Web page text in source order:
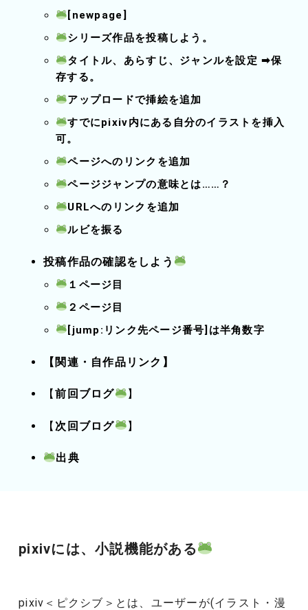
[newpage]
シリーズ作品を投稿しよう。
タイトル、あらすじ、ジャンルを設定➡保
存する。
アップロードで挿絵を追加
すでにpixiv内にある自分のイラストを挿入
可。
ページへのリンクを追加
ページジャンプの意味とは……？
URLへのリンクを追加
ルビを振る
投稿作品の確認をしよう
１ページ目
２ページ目
[jump:リンク先ページ番号]は半角数字
【関連・自作品リンク】
【前回ブログ 】
【 次回ブログ 】
出典
pixivには、小説機能がある
pixiv＜ピクシブ＞とは、ユーザーが(イラスト・漫